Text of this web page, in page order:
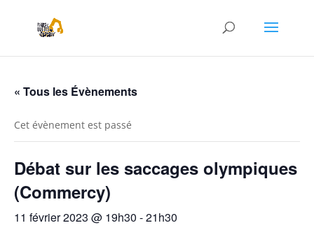
« Tous les Évènements
Cet évènement est passé
Débat sur les saccages olympiques
(Commercy)
11 février 2023 @ 19h30 -21h30